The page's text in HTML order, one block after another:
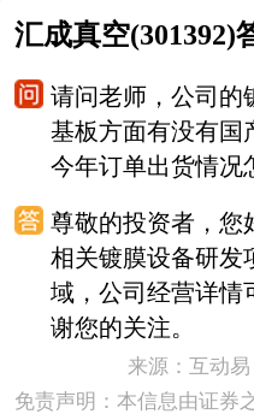
汇成真空(301392)
请问老师，公司的
基板方面有没有国
今年订单出货情况
尊敬的投资者，您
相关镀膜设备研发
域，公司经营详情
谢您的关注。
来源：互动
免责声明：本信息由证券